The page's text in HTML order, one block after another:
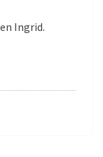
Ingrid.